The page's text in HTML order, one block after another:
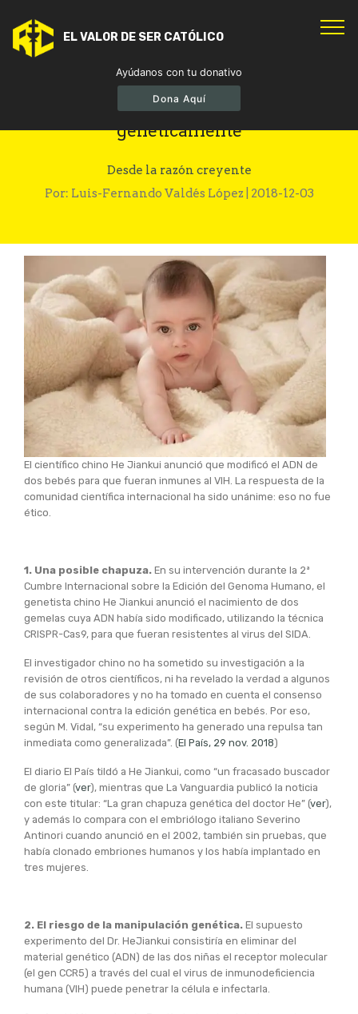
EL VALOR DE SER CATÓLICO
Ayúdanos con tu donativo
Dona Aquí
Ciencia en crisis: bebés modificados
genéticamente
Desde la razón creyente
Por: Luis-Fernando Valdés López | 2018-12-03
El científico chino He Jiankui anunció que modificó el ADN de
dos bebés para que fueran inmunes al VIH. La respuesta de la
comunidad científica internacional ha sido unánime: eso no fue
ético.
1. Una posible chapuza. En su intervención durante la 2ª
Cumbre Internacional sobre la Edición del Genoma Humano, el
genetista chino He Jiankui anunció el nacimiento de dos
gemelas cuya ADN había sido modificado, utilizando la técnica
CRISPR-Cas9, para que fueran resistentes al virus del SIDA.
El investigador chino no ha sometido su investigación a la
revisión de otros científicos, ni ha revelado la verdad a algunos
de sus colaboradores y no ha tomado en cuenta el consenso
internacional contra la edición genética en bebés. Por eso,
según M. Vidal, “su experimento ha generado una repulsa tan
inmediata como generalizada”. (El País, 29 nov. 2018)
El diario El País tildó a He Jiankui, como “un fracasado buscador
de gloria” (ver), mientras que La Vanguardia publicó la noticia
con este titular: “La gran chapuza genética del doctor He” (ver),
y además lo compara con el embriólogo italiano Severino
Antinori cuando anunció en el 2002, también sin pruebas, que
había clonado embriones humanos y los había implantado en
tres mujeres.
2. El riesgo de la manipulación genética. El supuesto
experimento del Dr. HeJiankui consistiría en eliminar del
material genético (ADN) de las dos niñas el receptor molecular
(el gen CCR5) a través del cual el virus de inmunodeficiencia
humana (VIH) puede penetrar la célula e infectarla.